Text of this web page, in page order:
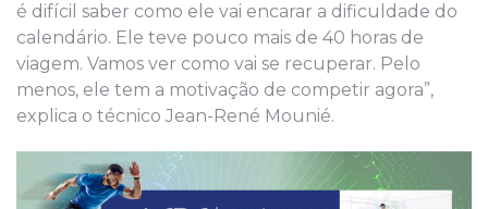
é difícil saber como ele vai encarar a dificuldade do
calendário. Ele teve pouco mais de 40 horas de
viagem. Vamos ver como vai se recuperar. Pelo
menos, ele tem a motivação de competir agora”,
explica o técnico Jean-René Mounié.